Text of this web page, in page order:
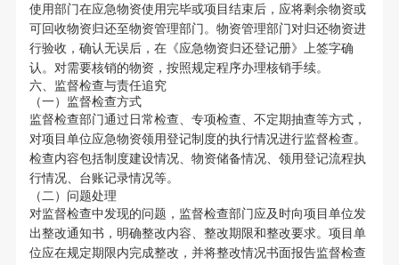
使用部门在应急物资使用完毕或项目结束后，应将剩余物资或
可回收物资归还至物资管理部门。物资管理部门对归还物资进
行验收，确认无误后，在《应急物资归还登记册》上签字确
认。对需要核销的物资，按照规定程序办理核销手续。
六、监督检查与责任追究
（一）监督检查方式
监督检查部门通过日常检查、专项检查、不定期抽查等方式，
对项目单位应急物资领用登记制度的执行情况进行监督检查。
检查内容包括制度建设情况、物资储备情况、领用登记流程执
行情况、台账记录情况等。
（二）问题处理
对监督检查中发现的问题，监督检查部门应及时向项目单位发
出整改通知书，明确整改内容、整改期限和整改要求。项目单
位应在规定期限内完成整改，并将整改情况书面报告监督检查